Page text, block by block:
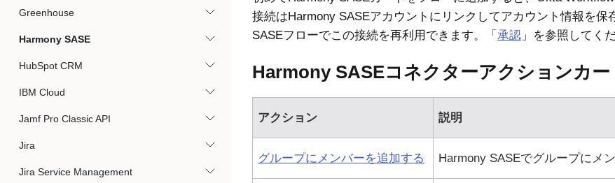
Greenhouse
Harmony SASE
HubSpot CRM
IBM Cloud
Jamf Pro Classic API
Jira
Jira Service Management
接続はHarmony SASEアカウントにリンクしてアカウント情報を保
SASEフローでこの接続を再利用できます。「 承認」を参照してくだ
Harmony SASEコネクターアクションカー
アクション 説明
グループにメンバーを追加する Harmony SASEでグループにメ